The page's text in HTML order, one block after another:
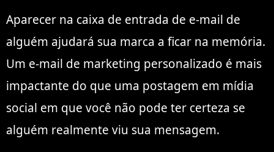
Aparecer na caixa de entrada de e-mail de
alguém ajudará sua marca a ficar na memória.
Um e-mail de marketing personalizado é mais
impactante do que uma postagem em mídia
social em que você não pode ter certeza se
alguém realmente viu sua mensagem.